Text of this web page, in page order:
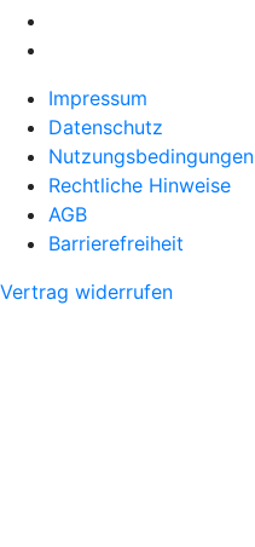
Impressum
Datenschutz
Nutzungsbedingungen
Rechtliche Hinweise
AGB
Barrierefreiheit
Vertrag widerrufen